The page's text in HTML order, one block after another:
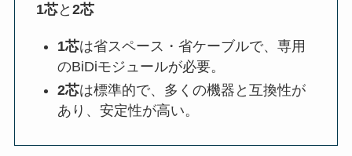
1芯と 2芯
1芯は省スペース・省ケーブルで、専用
のBiDiモジュールが必要。
2芯は標準的で、多くの機器と互換性が
あり、安定性が高い。